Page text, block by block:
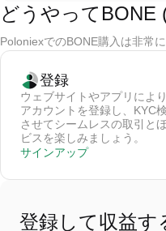
どうやってBONE
PoloniexでのBONE購入は非常に
登録
ウェブサイトやアプリによ
アカウントを登録し、KYC
させてシームレスの取引と
ビスを楽しみましょう。
サインアップ
登録して収益す